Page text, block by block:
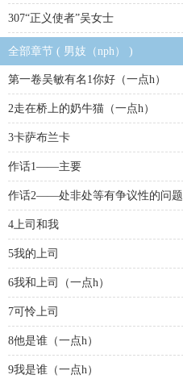
307“正义使者”吴女士
全部章节 ( 男妓（nph） )
第一卷吴敏有名1你好（一点h）
2走在桥上的奶牛猫（一点h）
3卡萨布兰卡
作话1——主要
作话2——处非处等有争议性的问题
4上司和我
5我的上司
6我和上司（一点h）
7可怜上司
8他是谁（一点h）
9我是谁（一点h）